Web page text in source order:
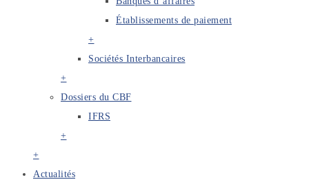
Établissements de paiement
+
Sociétés Interbancaires
+
Dossiers du CBF
IFRS
+
+
Actualités